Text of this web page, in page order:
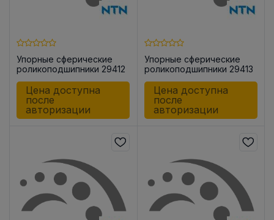
Упорные сферические
роликоподшипники 29412
Цена доступна
после
авторизации
Упорные сферические
роликоподшипники 29413
Цена доступна
после
авторизации